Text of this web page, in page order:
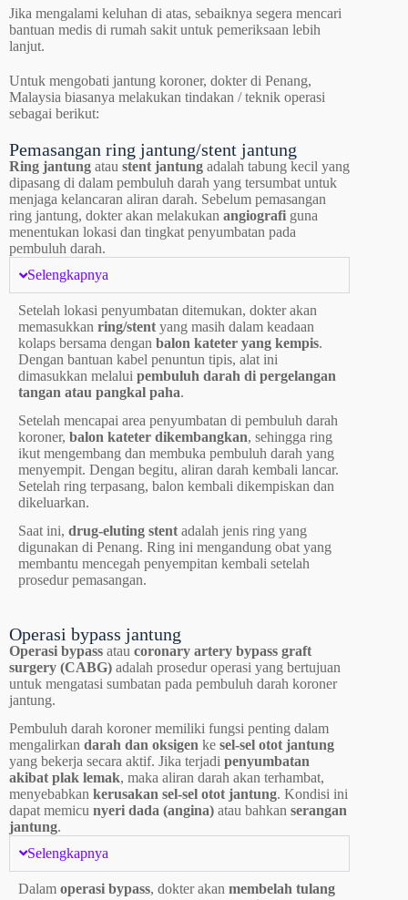
Jika mengalami keluhan di atas, sebaiknya segera mencari
bantuan medis di rumah sakit untuk pemeriksaan lebih
lanjut.
Untuk mengobati jantung koroner, dokter di Penang,
Malaysia biasanya melakukan tindakan / teknik operasi
sebagai berikut:
Pemasangan ring jantung/stent jantung
Ring jantung atau stent jantung adalah tabung kecil yang
dipasang di dalam pembuluh darah yang tersumbat untuk
menjaga kelancaran aliran darah. Sebelum pemasangan
ring jantung, dokter akan melakukan angiografi guna
menentukan lokasi dan tingkat penyumbatan pada
pembuluh darah.
Selengkapnya
Setelah lokasi penyumbatan ditemukan, dokter akan
memasukkan ring/stentyang masih dalam keadaan
kolaps bersama dengan balon kateter yang kempis.
Dengan bantuan kabel penuntun tipis, alat ini
dimasukkan melalui pembuluh darah di pergelangan
tangan atau pangkal paha.
Setelah mencapai area penyumbatan di pembuluh darah
koroner, balon kateter dikembangkan, sehingga ring
ikut mengembang dan membuka pembuluh darah yang
menyempit. Dengan begitu, aliran darah kembali lancar.
Setelah ring terpasang, balon kembali dikempiskan dan
dikeluarkan.
Saat ini, drug-eluting stent adalah jenis ring yang
digunakan di Penang. Ring ini mengandung obat yang
membantu mencegah penyempitan kembali setelah
prosedur pemasangan.
Operasi bypass jantung
Operasi bypass atau coronary artery bypass graft
surgery (CABG) adalah prosedur operasi yang bertujuan
untuk mengatasi sumbatan pada pembuluh darah koroner
jantung.
Pembuluh darah koroner memiliki fungsi penting dalam
mengalirkan darah dan oksigen ke sel-sel otot jantung
yang bekerja secara aktif. Jika terjadi penyumbatan
akibat plak lemak, maka aliran darah akan terhambat,
menyebabkan kerusakan sel-sel otot jantung. Kondisi ini
dapat memicu nyeri dada (angina) atau bahkan serangan
jantung.
Selengkapnya
Dalam operasi bypass, dokter akan membelah tulang